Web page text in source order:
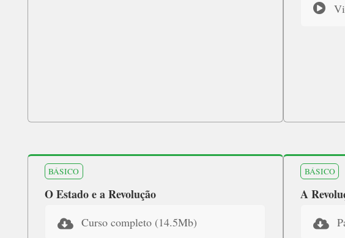
BÁSICO
O Estado e a Revolução
Curso completo (14.5Mb)
BÁSICO
A